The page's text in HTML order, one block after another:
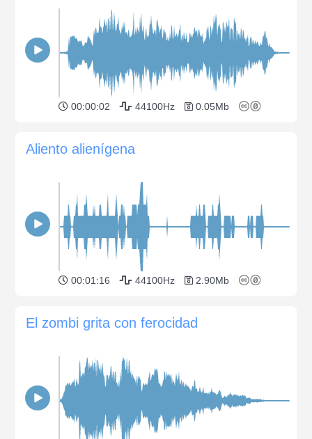
00:00:02 44100Hz 0.05Mb
Aliento alienígena
00:01:16 44100Hz 2.90Mb
El zombi grita con ferocidad